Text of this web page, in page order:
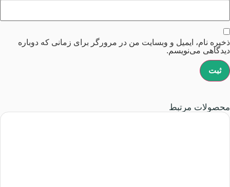
ذخیره نام، ایمیل و وبسایت من در مرورگر برای زمانی که دوباره
دیدگاهی می‌نویسم.
محصولات مرتبط